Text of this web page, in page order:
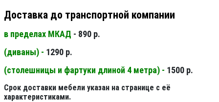
Доставка до транспортной компании
в пределах МКАД - 890 р.
(диваны) - 1290 р.
(столешницы и фартуки длиной 4 метра) - 1500 р.
Срок доставки мебели указан на странице с её
характеристиками.